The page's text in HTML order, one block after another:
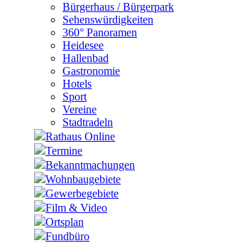
Bürgerhaus / Bürgerpark
Sehenswürdigkeiten
360° Panoramen
Heidesee
Hallenbad
Gastronomie
Hotels
Sport
Vereine
Stadtradeln
Rathaus Online
Termine
Bekanntmachungen
Wohnbaugebiete
Gewerbegebiete
Film & Video
Ortsplan
Fundbüro